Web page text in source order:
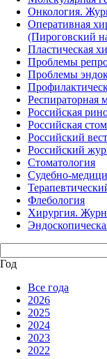
Онкология.
Оперативная
(Пироговский
Пластическая
Проблемы
Проблемы
Респираторная
Российская
Российская
Российский
Российский
Стоматология
Судебно-
Флебология
Хирургия.
Год
Все года
2026
2025
2024
2023
2022